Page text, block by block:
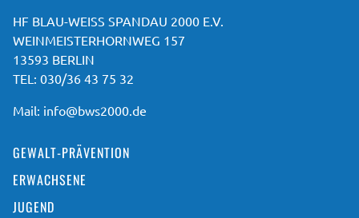
HF BLAU-WEISS SPANDAU 2000 E.V.
WEINMEISTERHORNWEG 157
13593 BERLIN
TEL: 030/36 43 75 32
Mail: info@bws2000.de
GEWALT-PRÄVENTION
ERWACHSENE
JUGEND